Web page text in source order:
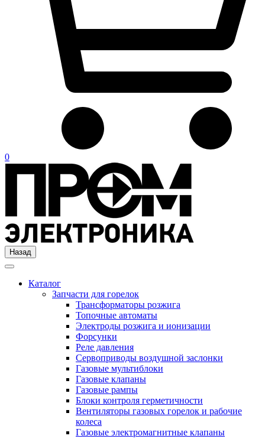
0
Назад
Каталог
Запчасти для горелок
Трансформаторы розжига
Топочные автоматы
Электроды розжига и ионизации
Форсунки
Реле давления
Сервоприводы воздушной заслонки
Газовые мультиблоки
Газовые клапаны
Газовые рампы
Блоки контроля герметичности
Вентиляторы газовых горелок и рабочие
колеса
Газовые электромагнитные клапаны